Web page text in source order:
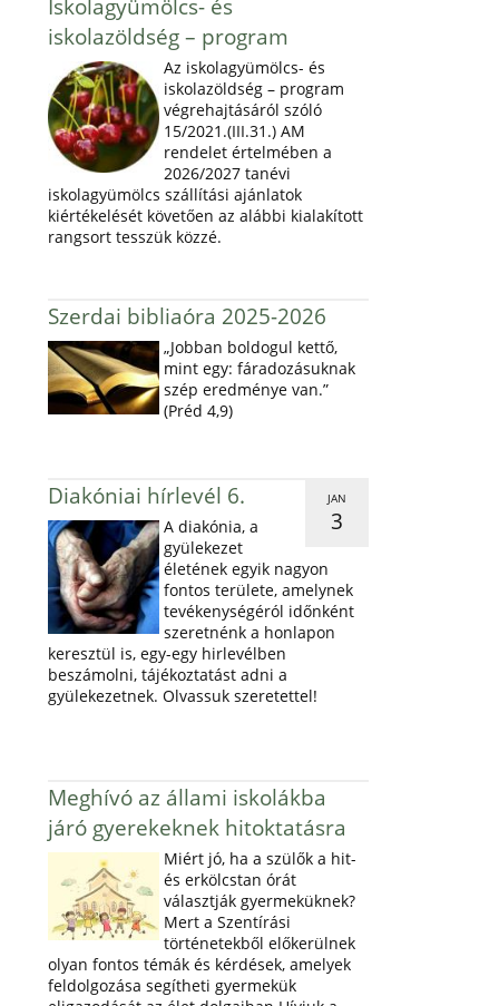
Iskolagyümölcs- és
iskolazöldség – program
Az iskolagyümölcs- és
iskolazöldség – program
végrehajtásáról szóló
15/2021.(III.31.) AM
rendelet értelmében a
2026/2027 tanévi
iskolagyümölcs szállítási ajánlatok
kiértékelését követően az alábbi kialakított
rangsort tesszük közzé.
Szerdai bibliaóra 2025-2026
„Jobban boldogul kettő,
mint egy: fáradozásuknak
szép eredménye van.”
(Préd 4,9)
JAN
3
Diakóniai hírlevél 6.
A diakónia, a
gyülekezet
életének egyik nagyon
fontos területe, amelynek
tevékenységéról időnként
szeretnénk a honlapon
keresztül is, egy-egy hirlevélben
beszámolni, tájékoztatást adni a
gyülekezetnek. Olvassuk szeretettel!
Meghívó az állami iskolákba
járó gyerekeknek hitoktatásra
Miért jó, ha a szülők a hit-
és erkölcstan órát
választják gyermeküknek?
Mert a Szentírási
történetekből előkerülnek
olyan fontos témák és kérdések, amelyek
feldolgozása segítheti gyermekük